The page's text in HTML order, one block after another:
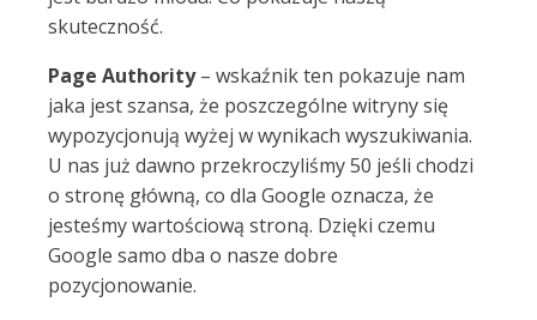
skuteczność.
Page Authority– wskaźnik ten pokazuje nam
jaka jest szansa, że poszczególne witryny się
wypozycjonują wyżej w wynikach wyszukiwania.
U nas już dawno przekroczyliśmy 50 jeśli chodzi
o stronę główną, co dla Google oznacza, że
jesteśmy wartościową stroną. Dzięki czemu
Google samo dba o nasze dobre
pozycjonowanie.